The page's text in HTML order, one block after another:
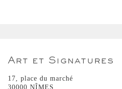
Art et Signatures
17, place du marché
30000 NÎMES